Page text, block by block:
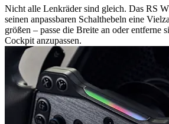
Nicht alle Lenkräder sind gleich. Das RS
seinen anpassbaren Schalthebeln eine
größen – passe die Breite an oder entferne
Cockpit anzupassen.